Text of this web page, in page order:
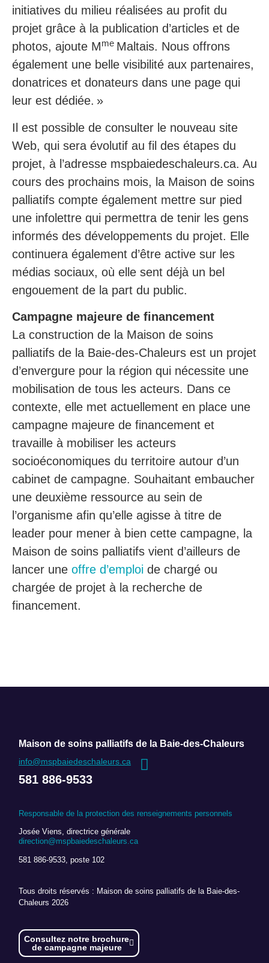
initiatives du milieu réalisées au profit du
projet grâce à la publication d’articles et de
photos, ajoute Mme Maltais. Nous offrons
également une belle visibilité aux partenaires,
donatrices et donateurs dans une page qui
leur est dédiée. »
Il est possible de consulter le nouveau site
Web, qui sera évolutif au fil des étapes du
projet, à l’adresse mspbaiedeschaleurs.ca. Au
cours des prochains mois, la Maison de soins
palliatifs compte également mettre sur pied
une infolettre qui permettra de tenir les gens
informés des développements du projet. Elle
continuera également d’être active sur les
médias sociaux, où elle sent déjà un bel
engouement de la part du public.
Campagne majeure de financement
La construction de la Maison de soins
palliatifs de la Baie-des-Chaleurs est un projet
d’envergure pour la région qui nécessite une
mobilisation de tous les acteurs. Dans ce
contexte, elle met actuellement en place une
campagne majeure de financement et
travaille à mobiliser les acteurs
socioéconomiques du territoire autour d’un
cabinet de campagne. Souhaitant embaucher
une deuxième ressource au sein de
l’organisme afin qu’elle agisse à titre de
leader pour mener à bien cette campagne, la
Maison de soins palliatifs vient d’ailleurs de
lancer une offre d’emploi de chargé ou
chargée de projet à la recherche de
financement.
Maison de soins palliatifs de la Baie-des-Chaleurs
info@mspbaiedeschaleurs.ca
581 886-9533
Responsable de la protection des renseignements personnels
Josée Viens, directrice générale
direction@mspbaiedeschaleurs.ca
581 886-9533, poste 102
Tous droits réservés : Maison de soins palliatifs de la Baie-des-
Chaleurs 2026
Consultez notre brochure
de campagne majeure